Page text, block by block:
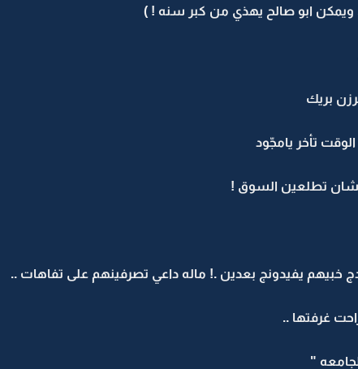
ويمكن ابو صالح يهذي من كبر سنه ! )
بريك
تأخر يامجّود
تطلعين السوق !
يفيدونج بعدين .! ماله داعي تصرفينهم على تفاهات ..
غرفتها ..
"